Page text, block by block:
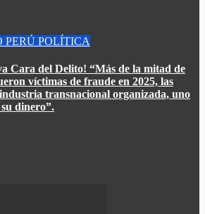
PERÚ POLÍTICA
Cara del Delito! “Más de la mitad de
víctimas de fraude en 2025, las
transnacional organizada, uno
dinero”.​